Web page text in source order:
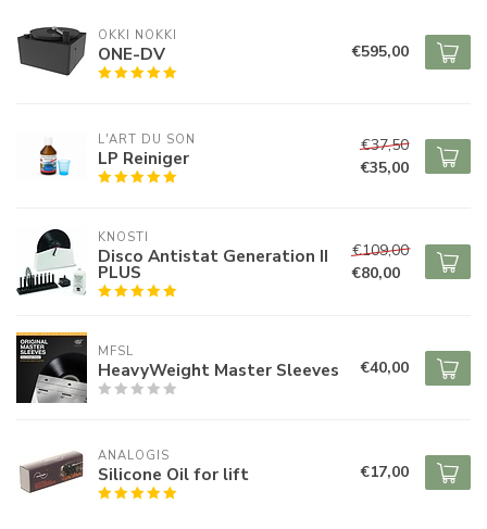
OKKI NOKKI
ONE-DV €595,00
L'ART DU SON
LP Reiniger
€37,50
€35,00
KNOSTI
Disco Antistat Generation II
PLUS
€109,00
€80,00
MFSL
HeavyWeight Master Sleeves €40,00
ANALOGIS
Silicone Oil for lift €17,00